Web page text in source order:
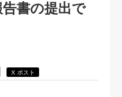
書の提出で
X ポスト